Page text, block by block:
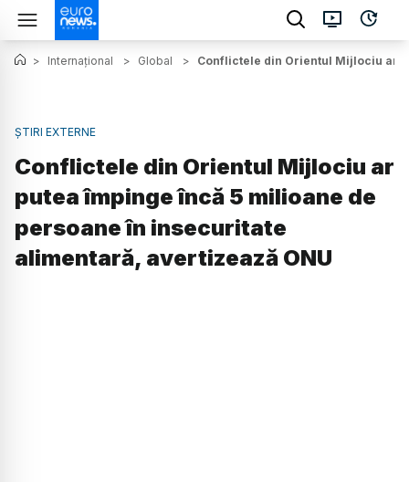
> Internațional > Global > Conflictele din Orientul Mijlociu ar
ȘTIRI EXTERNE
Conflictele din Orientul Mijlociu ar
putea împinge încă 5 milioane de
persoane în insecuritate
alimentară, avertizează ONU